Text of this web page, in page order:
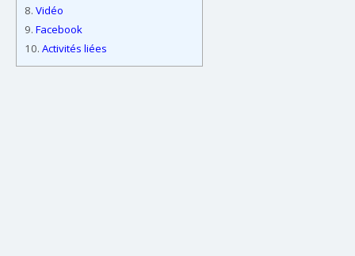
8. Vidéo
9. Facebook
10. Activités liées